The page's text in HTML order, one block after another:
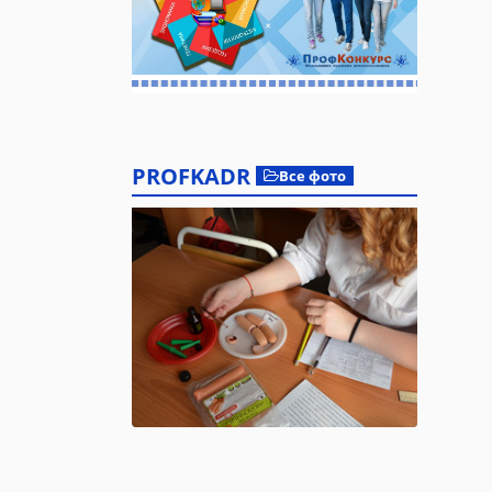
PROFKADR Все фото